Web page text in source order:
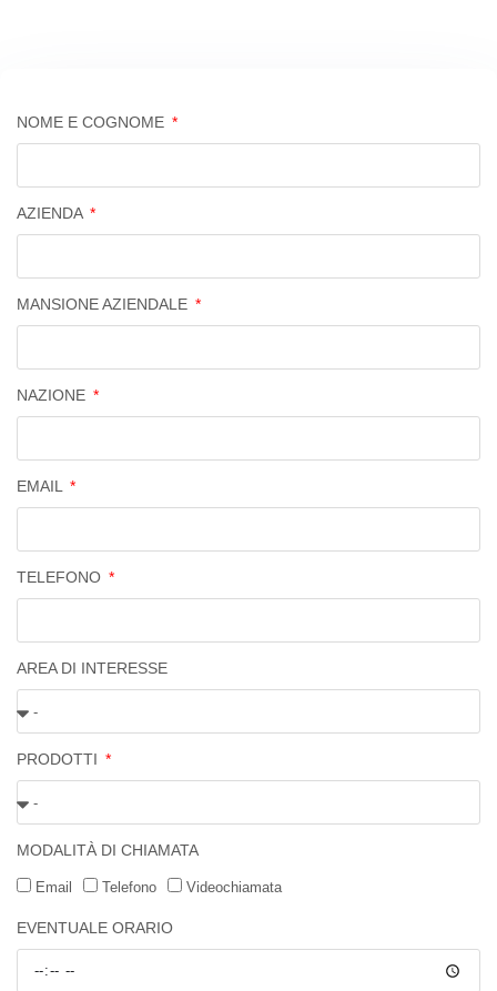
NOME E COGNOME
AZIENDA
MANSIONE AZIENDALE
NAZIONE
EMAIL
TELEFONO
AREA DI INTERESSE
PRODOTTI
MODALITÀ DI CHIAMATA
Email Telefono Videochiamata
EVENTUALE ORARIO